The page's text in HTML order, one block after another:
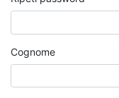
Cognome